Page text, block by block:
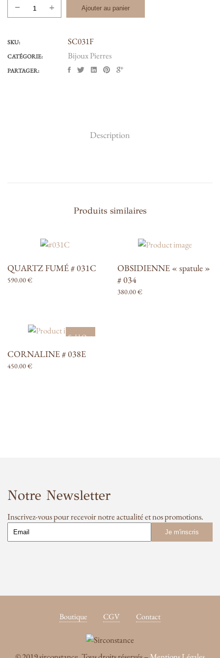
quantité
de
#
031F
Ajouter au panier
SKU: SC031F
CATÉGORIE: Bijoux Pierres
PARTAGER:
Description
Produits similaires
QUARTZ FUMÉ # 031C
590.00€
OBSIDIENNE « spatule »
# 034
380.00€
Sold Out
CORNALINE # 038E
450.00€
Notre Newsletter
Inscrivez-vous pour recevoir notre actualité et nos promotions.
Boutique CGV Contact